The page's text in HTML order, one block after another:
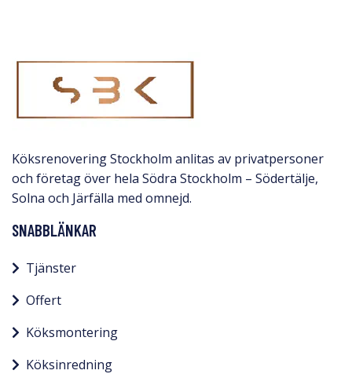
Köksrenovering Stockholm anlitas av privatpersoner
och företag över hela Södra Stockholm – Södertälje,
Solna och Järfälla med omnejd.​
SNABBLÄNKAR
Tjänster
Offert
Köksmontering
Köksinredning